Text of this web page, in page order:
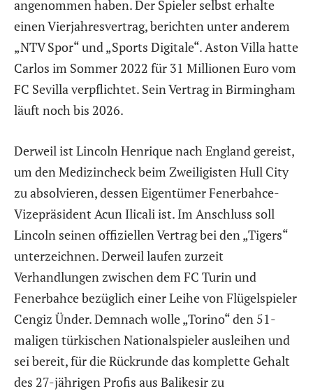
angenommen haben. Der Spieler selbst erhalte
einen Vierjahresvertrag, berichten unter anderem
„NTV Spor“ und „Sports Digitale“. Aston Villa hatte
Carlos im Sommer 2022 für 31 Millionen Euro vom
FC Sevilla verpflichtet. Sein Vertrag in Birmingham
läuft noch bis 2026.
Derweil ist Lincoln Henrique nach England gereist,
um den Medizincheck beim Zweiligisten Hull City
zu absolvieren, dessen Eigentümer Fenerbahce-
Vizepräsident Acun Ilicali ist. Im Anschluss soll
Lincoln seinen offiziellen Vertrag bei den „Tigers“
unterzeichnen. Derweil laufen zurzeit
Verhandlungen zwischen dem FC Turin und
Fenerbahce bezüglich einer Leihe von Flügelspieler
Cengiz Ünder. Demnach wolle „Torino“ den 51-
maligen türkischen Nationalspieler ausleihen und
sei bereit, für die Rückrunde das komplette Gehalt
des 27-jährigen Profis aus Balikesir zu